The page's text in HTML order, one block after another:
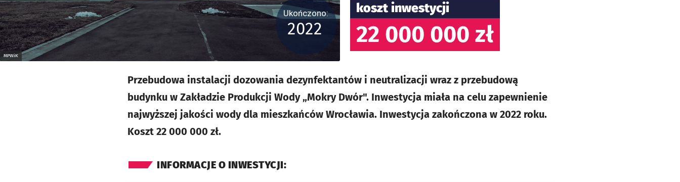
MPWiK
Ukończono:
2022
koszt inwestycji
22 000 000 zł
Przebudowa instalacji dozowania dezynfektantów i neutralizacji wraz z przebudową
budynku w Zakładzie Produkcji Wody „Mokry Dwór". Inwestycja miała na celu zapewnienie
najwyższej jakości wody dla mieszkańców Wrocławia. Inwestycja zakończona w 2022 roku.
Koszt 22 000 000 zł.
INFORMACJE O INWESTYCJI: